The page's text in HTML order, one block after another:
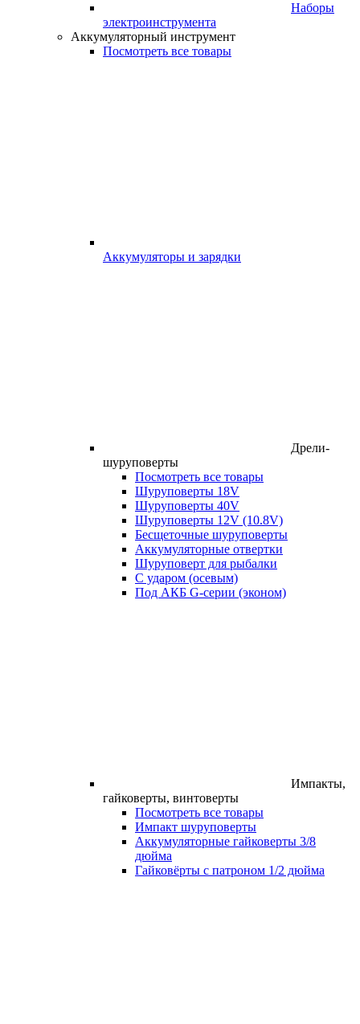
Наборы
электроинструмента
Аккумуляторный инструмент
Посмотреть все товары
Аккумуляторы и зарядки
Дрели-
шуруповерты
Посмотреть все товары
Шуруповерты 18V
Шуруповерты 40V
Шуруповерты 12V (10.8V)
Бесщеточные шуруповерты
Аккумуляторные отвертки
Шуруповерт для рыбалки
С ударом (осевым)
Под АКБ G-серии (эконом)
Импакты,
гайковерты, винтоверты
Посмотреть все товары
Импакт шуруповерты
Аккумуляторные гайковерты 3/8
дюйма
Гайковёрты с патроном 1/2 дюйма